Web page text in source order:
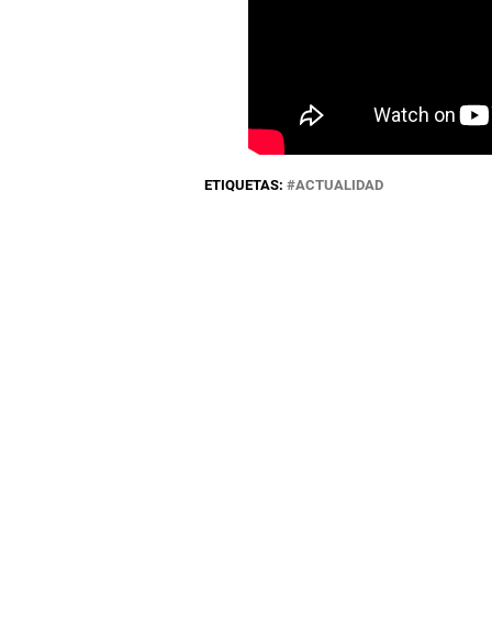
ETIQUETAS: ACTUALIDAD